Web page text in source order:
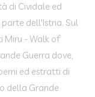
di Cividale ed
dell'Istria. Sul
Miru - Walk of
Guerra dove,
ed estratti di
della Grande